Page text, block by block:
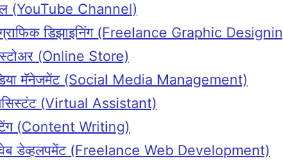
(YouTube Channel)
डिझाइनिंग (Freelance Graphic
(Online Store)
मॅनेजमेंट (Social Media Management)
(Virtual Assistant)
(Content Writing)
वेब डेव्हलपमेंट (Freelance Web Development)